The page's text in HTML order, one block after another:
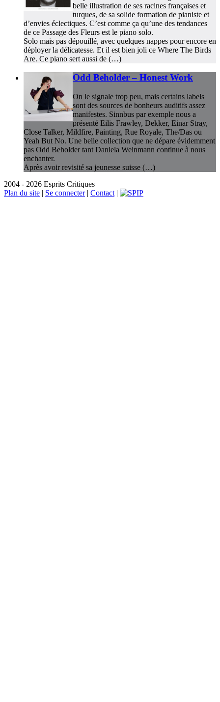
belle illustration de ses racines françaises et
turques, de sa solide formation de pianiste et
d’envies éclectiques. C’est comme ça qu’une des tendances
de ce Passage des Fleurs est le piano solo.
Solo mais pas dépouillé, avec quelques nappes pour encore en
déployer la délicatesse. Et il est bien joli ce Where The Birds
Are. Ce piano sert aussi de (…)
Odd Beholder – Honest Work
On le signale trop peu, mais certains labels
sont des sources de bonheurs auditifs assez
manifestes. Sinnbus par exemple nous a
présenté Eilis Frawley, Dekker, Einar Stray,
Close Talker, Mildfire, Painting, Rue Royale, The/Das ou
Yeah But No. Une belle collection que ne dépare évidemment
pas Odd Beholder tant Daniela Weinmann continue à nous
enchanter.
Après avoir revisité sa jeunesse suisse (…)
2004 - 2026 Esprits Critiques
Plan du site | Se connecter| Contact |